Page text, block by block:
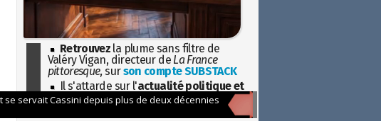
Retrouvez la plume sans filtre de
Valéry Vigan, directeur de La France
pittoresque, surson compte SUBSTACK
Il s'attarde sur l'actualité politique et
sociétaleavec la hauteur de vue de